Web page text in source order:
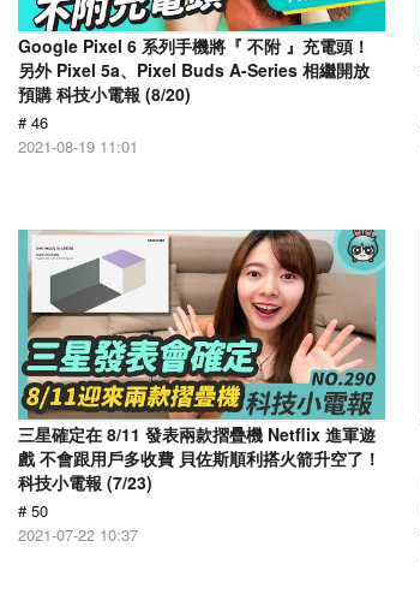
Google Pixel 6 系列手機將『 不附 』充電頭！
另外 Pixel 5a、Pixel Buds A-Series 相繼開放
預購 科技小電報 (8/20)
# 46
2021-08-19 11:01
三星確定在 8/11 發表兩款摺疊機 Netflix 進軍遊
戲 不會跟用戶多收費 貝佐斯順利搭火箭升空了！
科技小電報 (7/23)
# 50
2021-07-22 10:37